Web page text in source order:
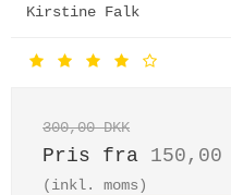
Kirstine Falk
300,00 DKK
Pris fra 150,00
(inkl. moms)